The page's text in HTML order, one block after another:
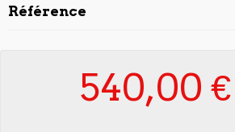
Référence
540,00 €